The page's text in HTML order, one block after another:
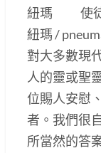
紐瑪 使徒
紐瑪 /
對大多數現
人的靈或聖
位賜人安慰
者。我們很
所當然的答